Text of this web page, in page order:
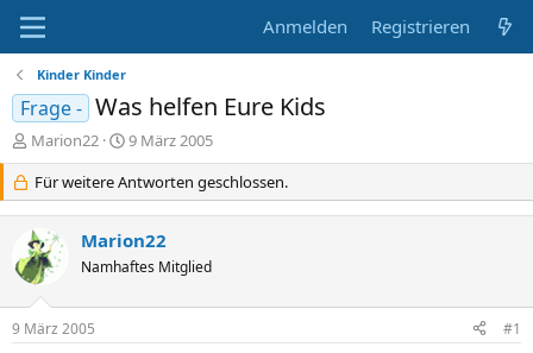
Anmelden Registrieren
Kinder Kinder
Frage - Was helfen Eure Kids
E
r
s
t
e
l
l
e
r
Marion22
E
r
s
t
l
l
a
9 März 2005
Für weitere Antworten geschlossen.
Marion22
Namhaftes Mitglied
9 März 2005 #1